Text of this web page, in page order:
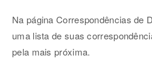
Na página Correspondências de
uma lista de suas
pela mais próxima.